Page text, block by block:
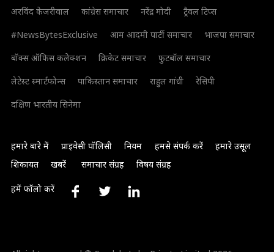
अरविंद केजरीवाल कांग्रेस समाचार नरेंद्र मोदी
ट्रैवल टिप्स
#NewsBytesExclusive
आम आदमी पार्टी समाचार
भाजपा समाचार
बॉक्स ऑफिस कलेक्शन
क्रिकेट समाचार
फुटबॉल समाचार
लेटेस्ट स्मार्टफोन्स
पाकिस्तान समाचार राहुल गांधी
रेसिपी
दक्षिण भारतीय सिनेमा
हमारे बारे में प्राइवेसी पॉलिसी नियम हमसे संपर्क करें
हमारे उसूल
शिकायत
खबरें समाचार संग्रह विषय संग्रह
हमें फॉलो करें